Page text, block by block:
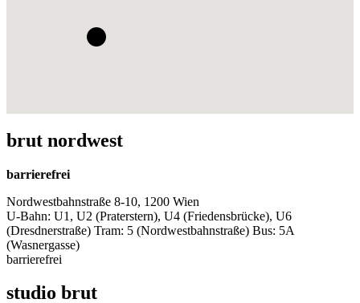
brut nordwest
barrierefrei
Nordwestbahnstraße 8-10, 1200 Wien
U-Bahn: U1, U2 (Praterstern), U4 (Friedensbrücke), U6
(Dresdnerstraße) Tram: 5 (Nordwestbahnstraße) Bus: 5A
(Wasnergasse)
barrierefrei
studio brut